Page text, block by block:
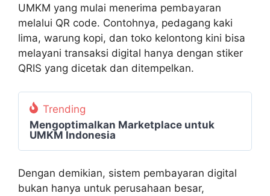
UMKM yang mulai menerima pembayaran
melalui QR code. Contohnya, pedagang kaki
lima, warung kopi, dan toko kelontong kini bisa
melayani transaksi digital hanya dengan stiker
QRIS yang dicetak dan ditempelkan.
Trending
Mengoptimalkan Marketplace untuk
UMKM Indonesia
Dengan demikian, sistem pembayaran digital
bukan hanya untuk perusahaan besar,